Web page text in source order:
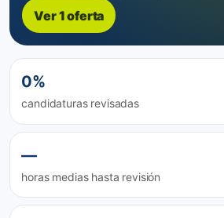
Ver 1 oferta
0%
candidaturas revisadas
—
horas medias hasta revisión